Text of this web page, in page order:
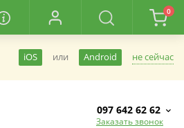
0
iOS или Android не сейчас
097 642 62 62
Заказать звонок